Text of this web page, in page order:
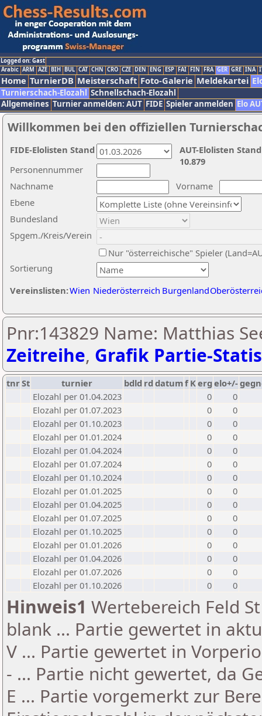
Logged on: Gast
Arabic ARM AZE BIH BUL CAT CHN CRO CZE DEN ENG ESP FAI FIN FRA GER GRE INA
Home TurnierDB Meisterschaft Foto-Galerie Meldekartei
Turnierschach-Elozahl Schnellschach-Elozahl
Allgemeines Turnier anmelden: AUT FIDE Spieler anmelden Elo
Willkommen bei den offiziellen
Nachname
Vorname
Ebene
Sortierung
Personennummer
Bundesland
Spgem./Kreis/Verein
Nur "österreichische" Spieler
Vereinslisten:Wien Niederösterreich Burgenland
AUT-Elolisten
10.879
FIDE-Elolisten Stand
Pnr:143829 Name: Matthias
Zeitreihe, Grafik Partie-
tnrSt turnier bdld rd datumf Kerg elo+/-
Elozahl per 01.04.2023
0
0
Elozahl per 01.07.2023
0
0
Elozahl per 01.10.2023
0
0
Elozahl per 01.01.2024
0
0
Elozahl per 01.04.2024
0
0
Elozahl per 01.07.2024
0
0
Elozahl per 01.10.2024
0
0
Elozahl per 01.01.2025
0
0
Elozahl per 01.04.2025
0
0
Elozahl per 01.07.2025
0
0
Elozahl per 01.10.2025
0
0
Elozahl per 01.01.2026
0
0
Elozahl per 01.04.2026
0
0
Elozahl per 01.07.2026
0
0
Elozahl per 01.10.2026
0 0
Hinweis1 Wertebereich Feld
blank ... Partie gewertet in
V ... Partie gewertet in
- ... Partie nicht gewertet, da
E ... Partie vorgemerkt zur